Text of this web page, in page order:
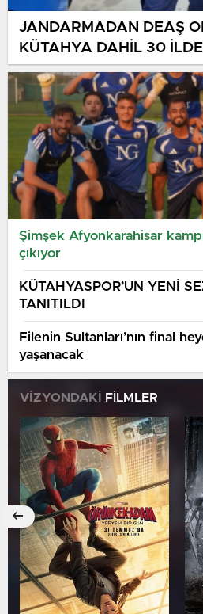
JANDARMADAN DEAŞ
KÜTAHYA DAHİL 30
Şimşek Afyonkarahisar
çıkıyor
KÜTAHYASPOR’UN YENİ
TANITILDI
Filenin Sultanları’nın final
yaşanacak
VİZYONDAKİ FİLMLER